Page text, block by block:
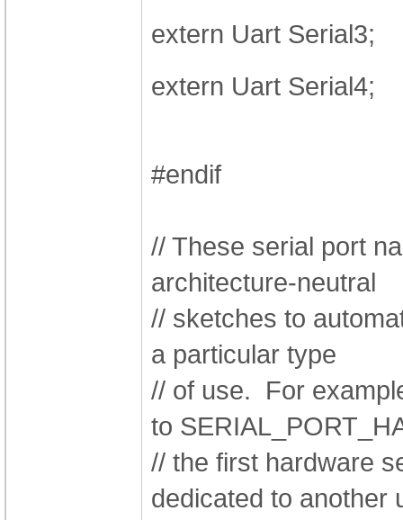
extern Uart
extern Uart
#endif
// These serial port
architecture-neutral
// sketches to
a particular type
// of use. For
to
// the first hardware
dedicated to another